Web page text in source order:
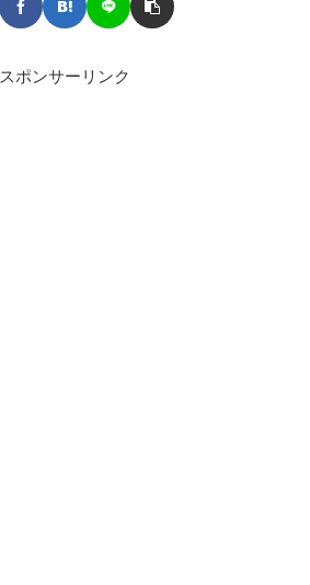
スポンサーリンク